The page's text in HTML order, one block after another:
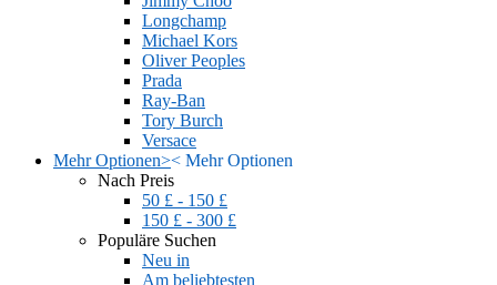
Longchamp
Michael Kors
Oliver Peoples
Prada
Ray-Ban
Tory Burch
Versace
Mehr Optionen>< Mehr Optionen
Nach Preis
50 £ - 150 £
150 £ - 300 £
Populäre Suchen
Neu in
Am beliebtesten